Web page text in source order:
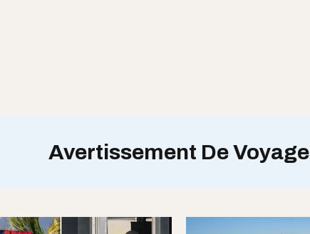
Avertissement De Voyage